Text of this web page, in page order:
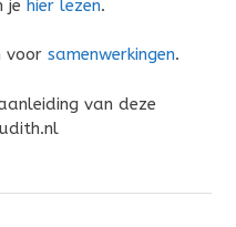
je hier lezen.
voor samenwerkingen.
van deze